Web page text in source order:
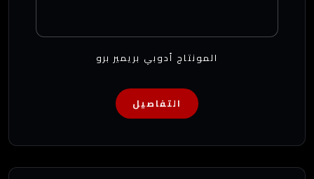
المونتاج أدوبي بريمير برو
التفاصيل